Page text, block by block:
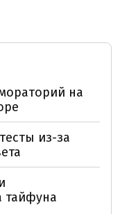
на
из-за
тайфуна